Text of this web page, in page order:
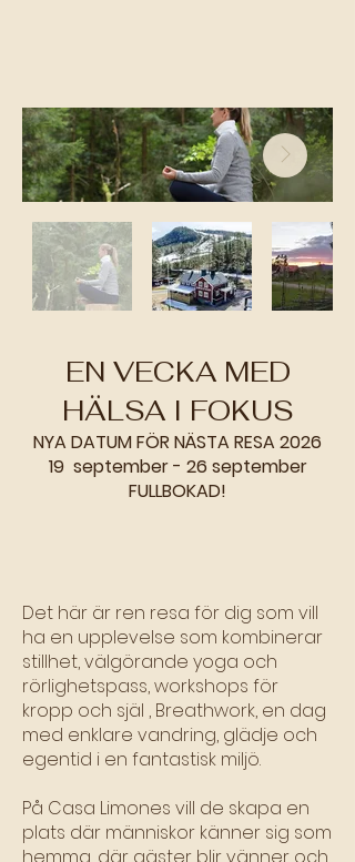
EN VECKA MED
HÄLSA I FOKUS
NYA DATUM FÖR NÄSTA RESA 2026​
19 september - 26 september
FULLBOKAD!
Det här är ren resa för dig som vill
ha en upplevelse som kombinerar
stillhet, välgörande yoga och
rörlighetspass, workshops för
kropp och själ , Breathwork, en dag
med enklare vandring, glädje och
egentid i en fantastisk miljö.
På Casa Limones vill de skapa en
plats där människor känner sig som